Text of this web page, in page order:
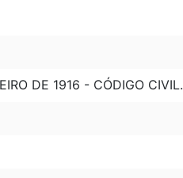
DE 1916 - CÓDIGO CIVIL.